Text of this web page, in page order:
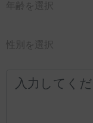
年齢を選択
性別を選択